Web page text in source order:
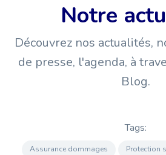
Notre
Découvrez nos actualités,
de presse, l'agenda, à
Blog.
Tags:
Assurance dommages Protection